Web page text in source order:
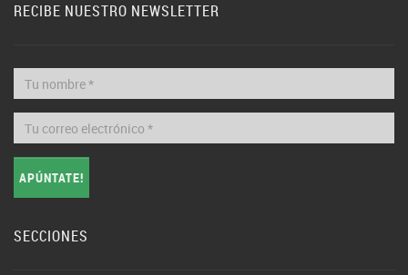
RECIBE NUESTRO NEWSLETTER
APÚNTATE!
SECCIONES